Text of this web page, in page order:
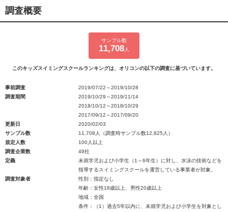
調査概要
サンプル数
11,708 人
このキッズスイミングスクールランキングは、オリコンの以下の調査に基づいています。
事前調査
2019/07/22～2019/10/28
調査期間
2019/10/29～2019/11/14
2018/10/12～2018/10/29
2017/09/12～2017/09/20
更新日
2020/02/03
サンプル数
11,708人（調査時サンプル数12,825人）
規定人数
100人以上
調査企業数
49社
定義
未就学児および小学生（1～6年生）に対し、水泳の技術などを
指導するスイミングスクールを運営している事業者が対象。
調査対象者
性別：指定なし
年齢：女性18歳以上、男性20歳以上
地域：全国
条件：（1）過去5年以内に、未就学児および小学生を対象とし